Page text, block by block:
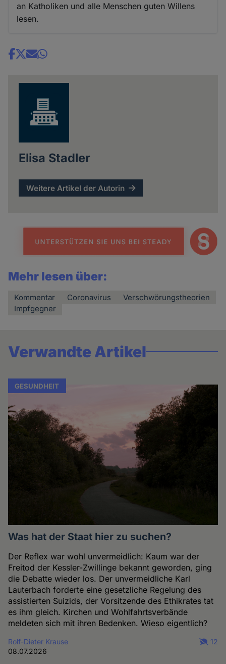
an Katholiken und alle Menschen guten Willens
lesen.
Share
Elisa Stadler
Weitere Artikel der Autorin
Mehr lesen über:
Kommentar Coronavirus
Verschwörungstheorien
Impfgegner
Verwandte Artikel
GESUNDHEIT
Was hat der Staat hier zu suchen?
Der Reflex war wohl unvermeidlich: Kaum war der
Freitod der Kessler-Zwillinge bekannt geworden, ging
die Debatte wieder los. Der unvermeidliche Karl
Lauterbach forderte eine gesetzliche Regelung des
assistierten Suizids, der Vorsitzende des Ethikrates tat
es ihm gleich. Kirchen und Wohlfahrtsverbände
meldeten sich mit ihren Bedenken. Wieso eigentlich?
Rolf-Dieter Krause
08.07.2026
12